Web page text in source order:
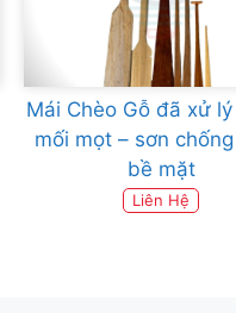
Mái Chèo Gỗ đã xử
mối mọt – sơn
bề mặt
Liên Hệ